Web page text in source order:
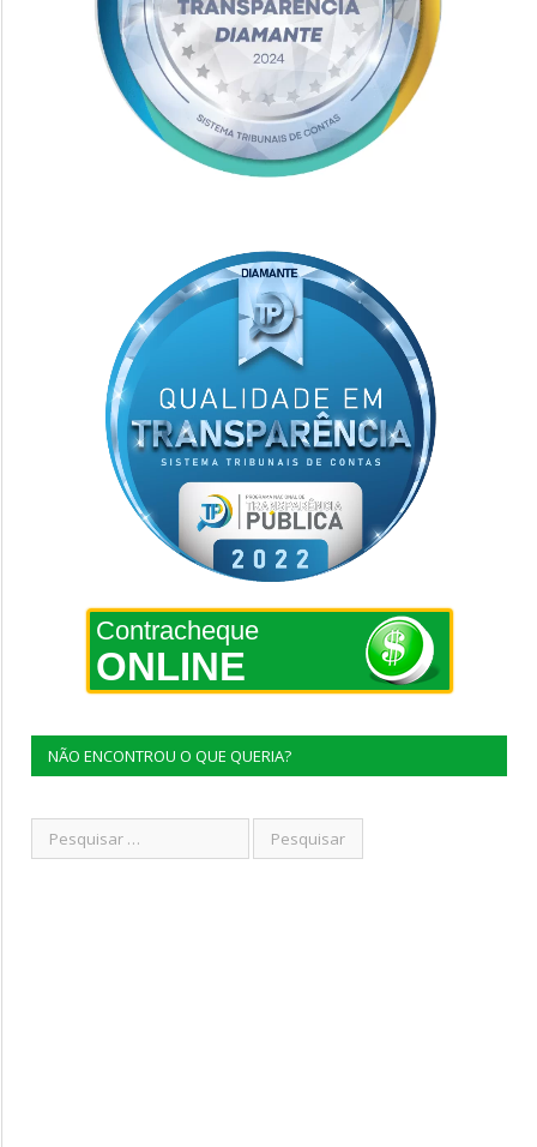
Contracheque
ONLINE
NÃO ENCONTROU O QUE QUERIA?